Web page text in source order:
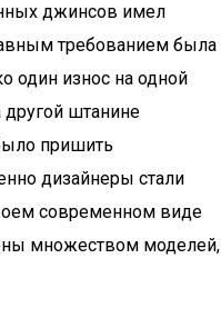
джинсов имел
требованием была
один износ на одной
штанине
пришить
дизайнеры стали
современном виде
множеством моделей,